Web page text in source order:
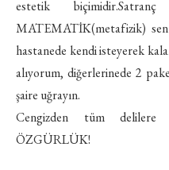
estetik
MATEMATİK(metafizik)
hastanede kendi isteyerek
alıyorum, diğerlerinede 2
şaire uğrayın.
Cengizden tüm delilere
ÖZGÜRLÜK!